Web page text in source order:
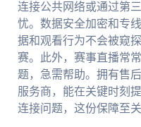
连接公共网络或通过第
忧。数据安全加密和专
据和观看行为不会被窥
赛。此外，赛事直播常
题，急需帮助。拥有售
服务商，能在关键时刻
连接问题，这份保障至关